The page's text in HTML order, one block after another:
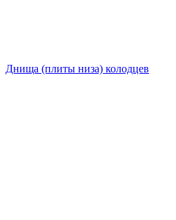
Днища (плиты низа) колодцев